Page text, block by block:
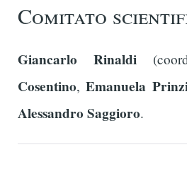
Comitato
Giancarlo Rinaldi
Cosentino,Emanuela
Alessandro Saggioro.